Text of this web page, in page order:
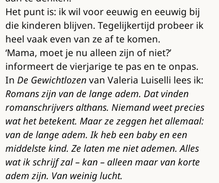
Het punt is: ik wil voor eeuwig en eeuwig bij
die kinderen blijven. Tegelijkertijd probeer ik
heel vaak even van ze af te komen.
‘Mama, moet je nu alleen zijn of niet?’
informeert de vierjarige te pas en te onpas.
In De Gewichtlozen van Valeria Luiselli lees ik:
Romans zijn van de lange adem. Dat vinden
romanschrijvers althans. Niemand weet precies
wat het betekent. Maar ze zeggen het allemaal:
van de lange adem. Ik heb een baby en een
middelste kind. Ze laten me niet ademen. Alles
wat ik schrijf zal – kan – alleen maar van korte
adem zijn. Van weinig lucht.